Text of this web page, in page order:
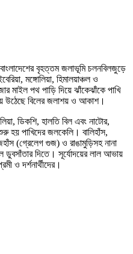
বৃহত্তম জলাভূমি চলনবিলজুড়ে
মঙ্গোলিয়া, হিমালয়াঞ্চল ও
মাইল পথ পাড়ি দিয়ে ঝাঁকেঝাঁকে পাখি
উঠেছে বিলের জলাশয় ও আকাশ।
ডিকশি, হালতি বিল এবং নাটোর,
হয় পাখিদের জলকেলি। বালিহাঁস,
(গ্রেলেগ গুজ) ও রাঙামুড়িসহ নানা
ডুবসাঁতার দিতে। সূর্যোদয়ের লাল আভায়
ও দর্শনার্থীদের।